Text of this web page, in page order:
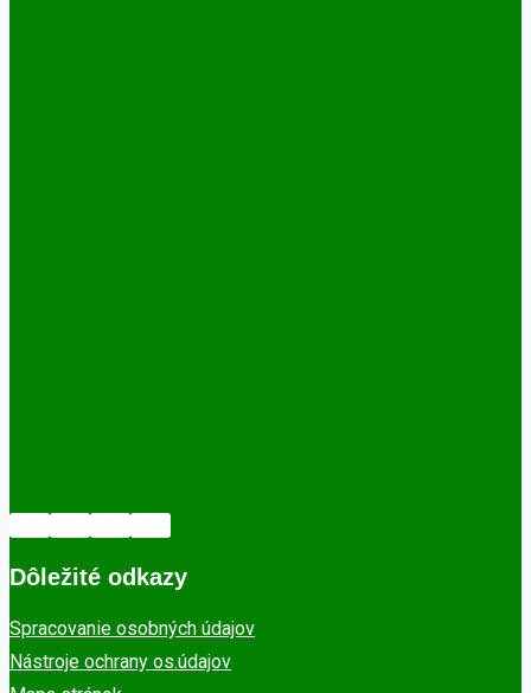
Dôležité odkazy
Spracovanie osobných údajov
Nástroje ochrany os.údajov